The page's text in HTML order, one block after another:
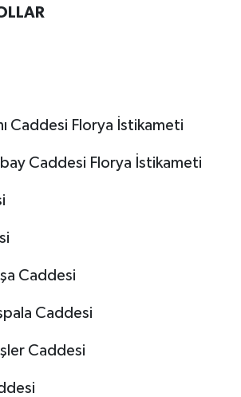
Caddesi Florya İstikameti
Caddesi Florya İstikameti
Caddesi
Caddesi
Caddesi